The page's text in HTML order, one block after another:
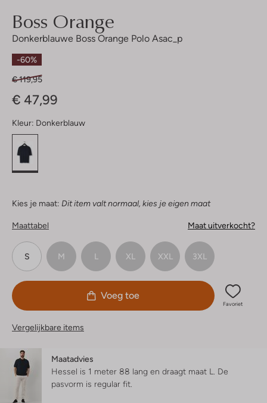
Boss Orange
Donkerblauwe Boss Orange Polo Asac_p
-60%
€ 119,95
€ 47,99
Kleur: Donkerblauw
Kies je maat: Dit item valt normaal, kies je eigen maat
Maattabel Maat uitverkocht?
S M L XL XXL 3XL
Voeg toe
Favoriet
Vergelijkbare items
Maatadvies
Hessel is 1 meter 88 lang en draagt maat L. De
pasvorm is regular fit